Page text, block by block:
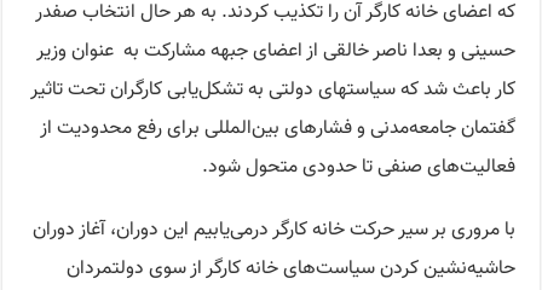
که اعضای خانه کارگر آن را تکذیب کردند. به هر حال انتخاب صفدر
حسینی و بعدا ناصر خالقی از اعضای جبهه مشارکت به عنوان وزیر
کار باعث شد که سیاستهای دولتی به تشکل‌یابی کارگران تحت تاثیر
گفتمان جامعه‌مدنی و فشارهای بین‌المللی برای رفع محدودیت‌ از
فعالیت‌های صنفی تا حدودی متحول شود.
با مروری بر سیر حرکت خانه کارگر درمی‌یابیم این دوران، آغاز دوران
حاشیه‌نشین کردن سیاست‌های خانه کارگر از سوی دولتمردان